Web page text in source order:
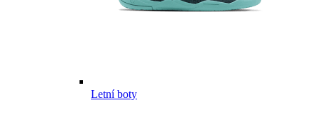
Letní boty